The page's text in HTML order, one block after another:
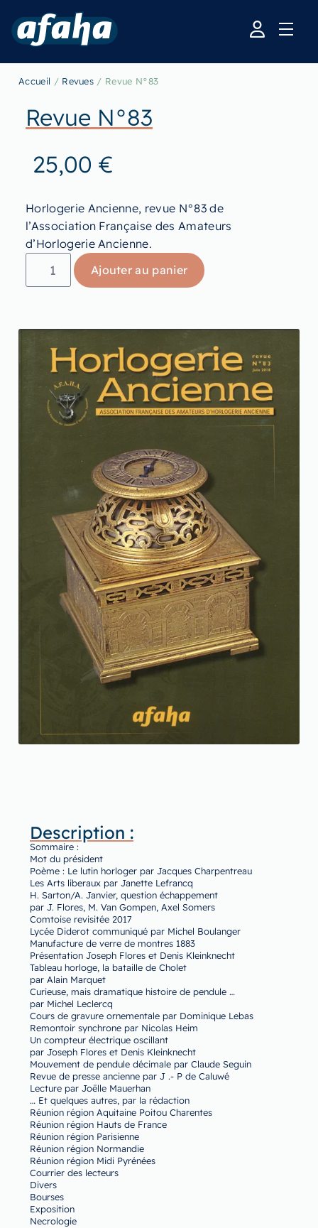
Accueil / Revues / Revue N°83
Revue N°83
25,00 €
Horlogerie Ancienne, revue N°83 de
l’Association Française des Amateurs
d’Horlogerie Ancienne.
Ajouter au panier
Description :
Sommaire :
Mot du président
Poème : Le lutin horloger par Jacques Charpentreau
Les Arts liberaux par Janette Lefrancq
H. Sarton/A. Janvier, question échappement
par J. Flores, M. Van Gompen, Axel Somers
Comtoise revisitée 2017
Lycée Diderot communiqué par Michel Boulanger
Manufacture de verre de montres 1883
Présentation Joseph Flores et Denis Kleinknecht
Tableau horloge, la bataille de Cholet
par Alain Marquet
Curieuse, mais dramatique histoire de pendule …
par Michel Leclercq
Cours de gravure ornementale par Dominique Lebas
Remontoir synchrone par Nicolas Heim
Un compteur électrique oscillant
par Joseph Flores et Denis Kleinknecht
Mouvement de pendule décimale par Claude Seguin
Revue de presse ancienne par J .- P de Caluwé
Lecture par Joëlle Mauerhan
… Et quelques autres, par la rédaction
Réunion région Aquitaine Poitou Charentes
Réunion région Hauts de France
Réunion région Parisienne
Réunion région Normandie
Réunion région Midi Pyrénées
Courrier des lecteurs
Divers
Bourses
Exposition
Necrologie